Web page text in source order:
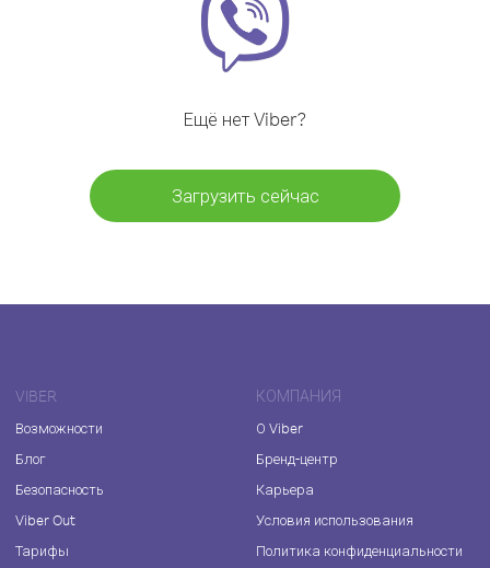
Ещё нет Viber?
Загрузить сейчас
VIBER
Возможности
Блог
Безопасность
Viber Out
Тарифы
КОМПАНИЯ
О Viber
Бренд-центр
Карьера
Условия использования
Политика конфиденциальности